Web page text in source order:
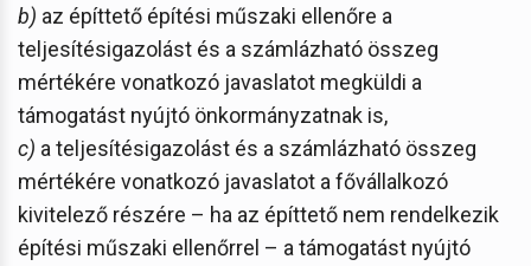
b) az építtető építési műszaki ellenőre a
teljesítésigazolást és a számlázható összeg
mértékére vonatkozó javaslatot megküldi a
támogatást nyújtó önkormányzatnak is,
c) a teljesítésigazolást és a számlázható összeg
mértékére vonatkozó javaslatot a fővállalkozó
kivitelező részére – ha az építtető nem rendelkezik
építési műszaki ellenőrrel – a támogatást nyújtó